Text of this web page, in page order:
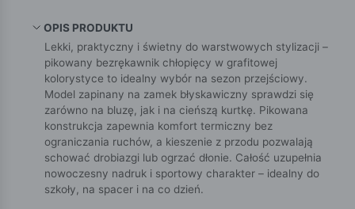
OPIS PRODUKTU
Lekki, praktyczny i świetny do warstwowych stylizacji –
pikowany bezrękawnik chłopięcy w grafitowej
kolorystyce to idealny wybór na sezon przejściowy.
Model zapinany na zamek błyskawiczny sprawdzi się
zarówno na bluzę, jak i na cieńszą kurtkę. Pikowana
konstrukcja zapewnia komfort termiczny bez
ograniczania ruchów, a kieszenie z przodu pozwalają
schować drobiazgi lub ogrzać dłonie. Całość uzupełnia
nowoczesny nadruk i sportowy charakter – idealny do
szkoły, na spacer i na co dzień.